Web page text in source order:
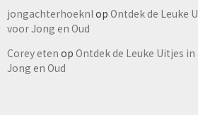
jongachterhoeknl op Ontdek de Leuke
voor Jong en Oud
Corey eten op Ontdek de Leuke Uitjes
Jong en Oud